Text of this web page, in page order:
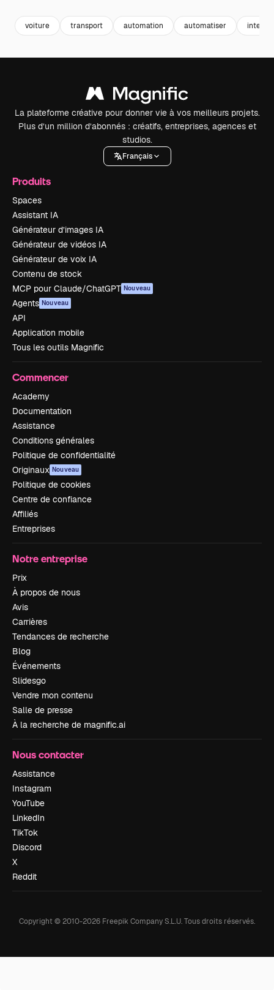
voiture transport automation automatiser
La plateforme créative pour donner vie à vos meilleurs projets.
Plus d’un million d’abonnés : créatifs, entreprises, agences et
studios.
Français
Produits
Spaces
Assistant IA
Générateur d’images IA
Générateur de vidéos IA
Générateur de voix IA
Contenu de stock
MCP pour Claude/ChatGPT Nouveau
Agents Nouveau
API
Application mobile
Tous les outils Magnific
Commencer
Academy
Documentation
Assistance
Conditions générales
Politique de confidentialité
Originaux Nouveau
Politique de cookies
Centre de confiance
Affiliés
Entreprises
Notre entreprise
Prix
À propos de nous
Avis
Carrières
Tendances de recherche
Blog
Événements
Slidesgo
Vendre mon contenu
Salle de presse
À la recherche de magnific.ai
Nous contacter
Assistance
Instagram
YouTube
LinkedIn
TikTok
Discord
X
Reddit
Copyright © 2010-2026 Freepik Company S.L.U.Tous droits réservés.